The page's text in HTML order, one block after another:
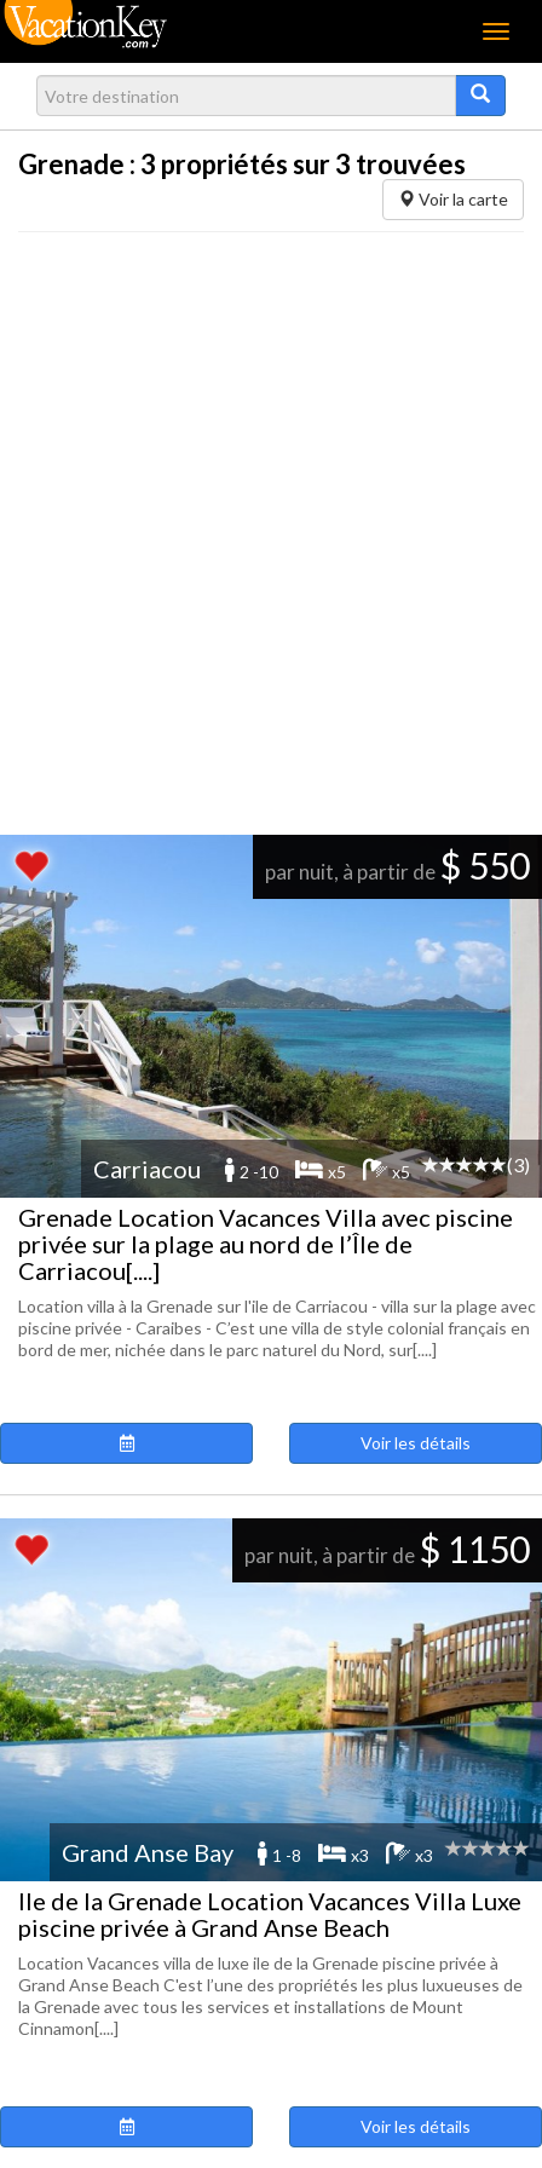
Menu
Grenade : 3 propriétés sur 3 trouvées
Voir la carte
par nuit, à partir de $ 550
Carriacou 2 -10 x5 x5 (3)
Grenade Location Vacances Villa avec piscine
privée sur la plage au nord de l’Île de
Carriacou[....]
Location villa à la Grenade sur l'ile de Carriacou - villa sur la plage avec
piscine privée - Caraibes - C’est une villa de style colonial français en
bord de mer, nichée dans le parc naturel du Nord, sur[....]
Voir les détails
par nuit, à partir de $ 1150
Grand Anse Bay 1 -8 x3 x3
Ile de la Grenade Location Vacances Villa Luxe
piscine privée à Grand Anse Beach
Location Vacances villa de luxe ile de la Grenade piscine privée à
Grand Anse Beach C'est l’une des propriétés les plus luxueuses de
la Grenade avec tous les services et installations de Mount
Cinnamon[....]
Voir les détails